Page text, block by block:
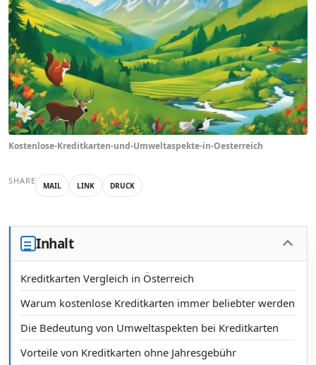
Kostenlose-Kreditkarten-und-Umweltaspekte-in-Oesterreich
SHARE MAIL LINK DRUCK
Inhalt
Kreditkarten Vergleich in Österreich
Warum kostenlose Kreditkarten immer beliebter werden
Die Bedeutung von Umweltaspekten bei Kreditkarten
Vorteile von Kreditkarten ohne Jahresgebühr